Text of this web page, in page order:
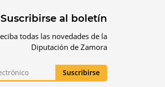
Suscribirse al boletín
todas las novedades de la
Diputación de Zamora